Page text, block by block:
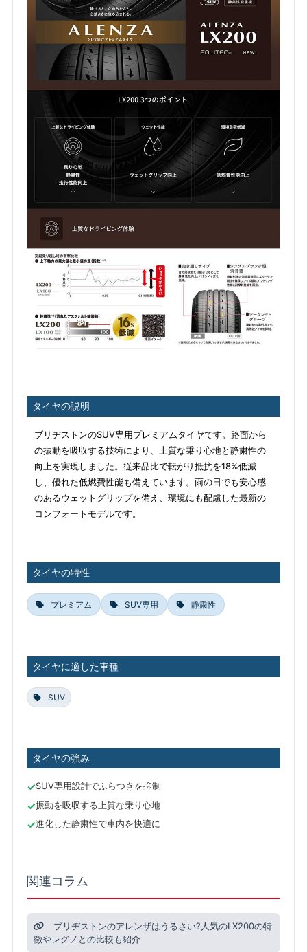
タイヤの説明
ブリヂストンのSUV専用プレミアムタイヤです。路面から
の振動を吸収する技術により、上質な乗り心地と静粛性の
向上を実現しました。従来品比で転がり抵抗を18%低減
し、優れた低燃費性能も備えています。雨の日でも安心感
のあるウェットグリップを備え、環境にも配慮した最新の
コンフォートモデルです。
タイヤの特性
プレミアム SUV専用 静粛性
タイヤに適した車種
SUV
タイヤの強み
SUV専用設計でふらつきを抑制
振動を吸収する上質な乗り心地
進化した静粛性で車内を快適に
関連コラム
ブリヂストンのアレンザはうるさい?人気のLX200の特
徴やレグノとの比較も紹介